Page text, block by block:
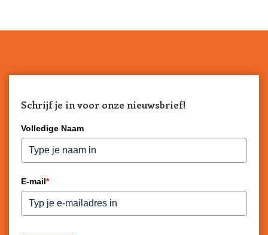
Schrijf je in voor onze nieuwsbrief!
Volledige Naam
E-mail*